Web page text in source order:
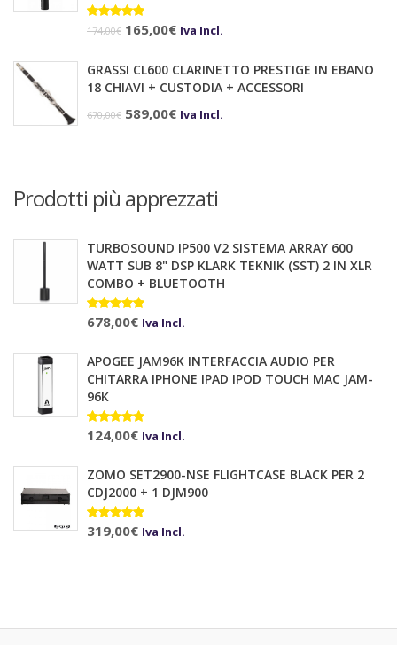
13,80€.
Valutato
5.00
174,00€ Il
originale
165,00€Il
attuale
Iva Incl.
GRASSI CL600 CLARINETTO PRESTIGE IN EBANO
18 CHIAVI + CUSTODIA + ACCESSORI
670,00€ Il
670,00€.
589,00€Il
589,00€.
Iva Incl.
Prodotti più apprezzati
TURBOSOUND IP500 V2 SISTEMA ARRAY 600
WATT SUB 8" DSP KLARK TEKNIK (SST) 2 IN XLR
COMBO + BLUETOOTH
Valutato 10.00su 5
678,00€ Iva Incl.
APOGEE JAM96K INTERFACCIA AUDIO PER
CHITARRA IPHONE IPAD IPOD TOUCH MAC JAM-
96K
Valutato
5.00su 5
124,00€ Iva Incl.
ZOMO SET2900-NSE FLIGHTCASE BLACK PER 2
CDJ2000 + 1 DJM900
Valutato
5.00su 5
319,00€ Iva Incl.